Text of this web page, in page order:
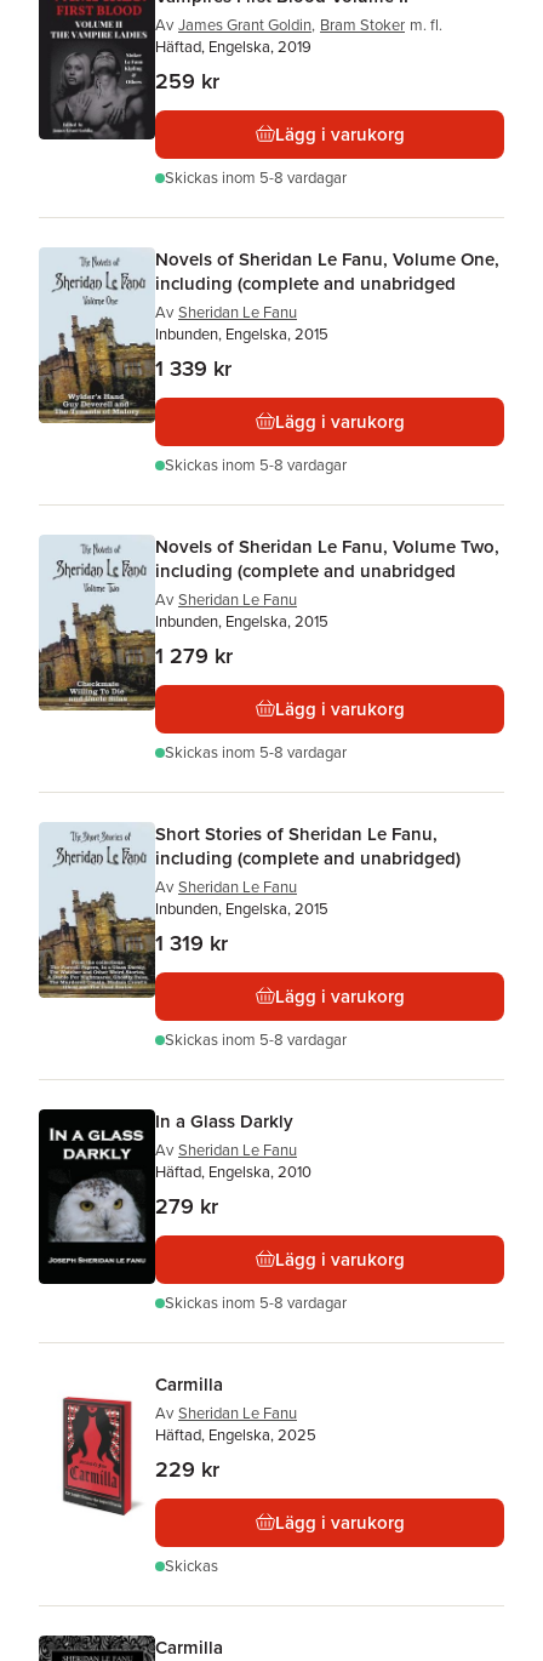
Av James Grant Goldin, Bram Stoker m. fl.
Häftad, Engelska, 2019
259 kr
Lägg i varukorg
Skickas inom 5-8 vardagar
Novels of Sheridan Le Fanu, Volume One,
including (complete and unabridged
Av Sheridan Le Fanu
Inbunden, Engelska, 2015
1 339 kr
Lägg i varukorg
Skickas inom 5-8 vardagar
Novels of Sheridan Le Fanu, Volume Two,
including (complete and unabridged
Av Sheridan Le Fanu
Inbunden, Engelska, 2015
1 279 kr
Lägg i varukorg
Skickas inom 5-8 vardagar
Short Stories of Sheridan Le Fanu,
including (complete and unabridged)
Av Sheridan Le Fanu
Inbunden, Engelska, 2015
1 319 kr
Lägg i varukorg
Skickas inom 5-8 vardagar
In a Glass Darkly
Av Sheridan Le Fanu
Häftad, Engelska, 2010
279 kr
Lägg i varukorg
Skickas inom 5-8 vardagar
Carmilla
Av Sheridan Le Fanu
Häftad, Engelska, 2025
229 kr
Lägg i varukorg
Skickas
Carmilla